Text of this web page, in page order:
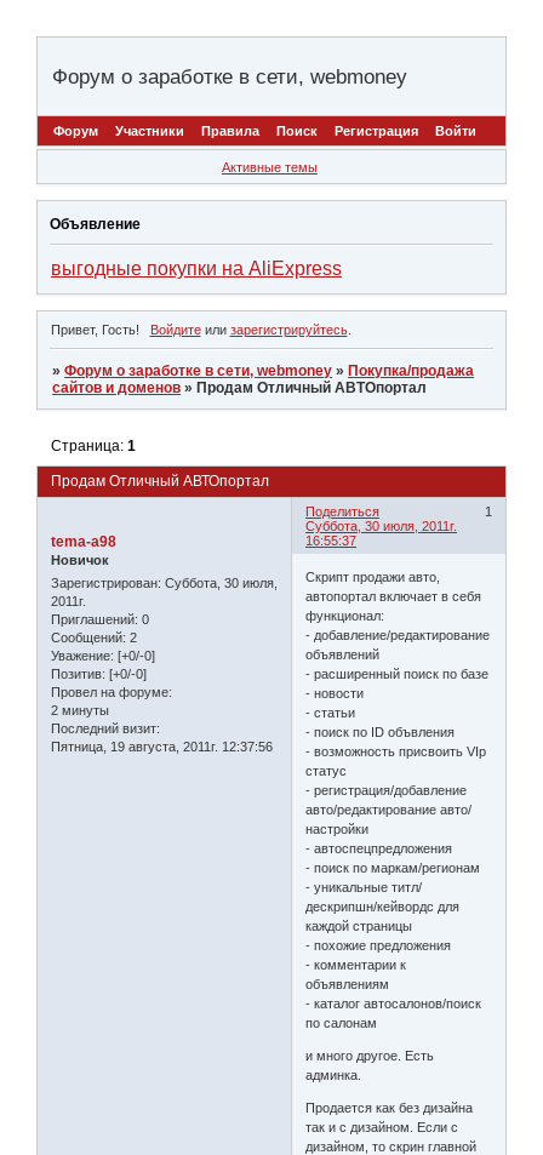
Форум о заработке в сети, webmoney
Форум Участники Правила Поиск Регистрация Войти
Активные темы
Объявление
выгодные покупки на AliExpress
Привет, Гость! Войдитеили зарегистрируйтесь.
»Форум о заработке в сети, webmoney » Покупка/продажа
сайтов и доменов » Продам Отличный АВТОпортал
Продам Отличный АВТОпортал
Страница:1
Поделиться
1
Суббота, 30 июля, 2011г.
16:55:37
tema-a98
Новичок
Зарегистрирован: Суббота, 30 июля,
2011г.
Приглашений: 0
Сообщений: 2
Уважение: [+0/-0]
Позитив: [+0/-0]
Провел на форуме:
2 минуты
Последний визит:
Пятница, 19 августа, 2011г. 12:37:56
Скрипт продажи авто,
автопортал включает в себя
функционал:
- добавление/редактирование
объявлений
- расширенный поиск по базе
- новости
- статьи
- поиск по ID объвления
- возможность присвоить VIp
статус
- регистрация/добавление
авто/редактирование авто/
настройки
- автоспецпредложения
- поиск по маркам/регионам
- уникальные титл/
дескрипшн/кейвордс для
каждой страницы
- похожие предложения
- комментарии к
объявлениям
- каталог автосалонов/поиск
по салонам
и много другое. Есть
админка.
Продается как без дизайна
так и с дизайном. Если с
дизайном, то скрин главной